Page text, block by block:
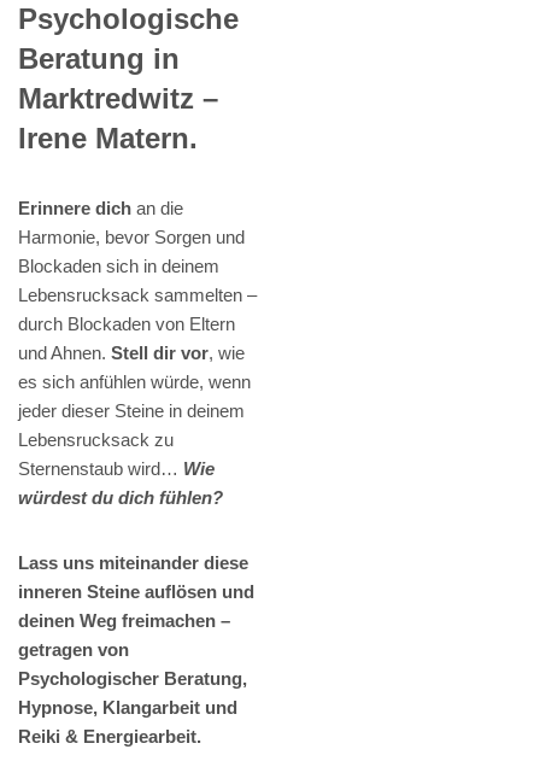
Psychologische
Beratung in
Marktredwitz –
Irene Matern.
Erinnere dich an die
Harmonie, bevor Sorgen und
Blockaden sich in deinem
Lebensrucksack sammelten –
durch Blockaden von Eltern
und Ahnen. Stell dir vor, wie
es sich anfühlen würde, wenn
jeder dieser Steine in deinem
Lebensrucksack zu
Sternenstaub wird… Wie
würdest du dich fühlen?
Lass uns miteinander diese
inneren Steine auflösen und
deinen Weg freimachen –
getragen von
Psychologischer Beratung,
Hypnose, Klangarbeit und
Reiki & Energiearbeit.